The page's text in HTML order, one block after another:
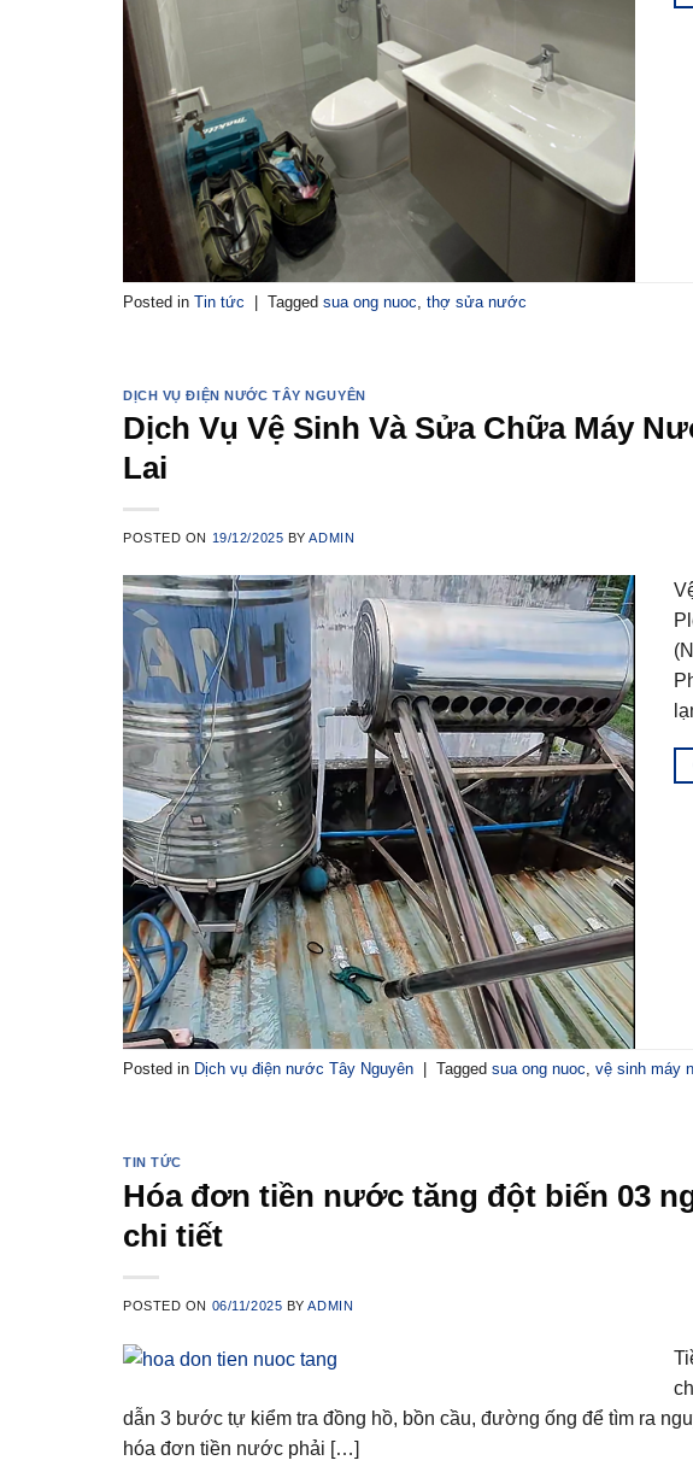
Posted in Tin tức Tagged sua ong nuoc thợ sửa nước
DỊCH VỤ ĐIỆN NƯỚC TÂY NGUYÊN
Dịch Vụ Vệ Sinh Và Sửa Chữa Máy
Lai
POSTED ON 19/12/2025 BYADMIN
Posted in Dịch vụ điện nước Tây Nguyên Tagged sua ong nuoc, vệ sinh máy
TIN TỨC
Hóa đơn tiền nước tăng đột biến 03
chi tiết
POSTED ON 06/11/2025 BYADMIN
dẫn 3 bước tự kiểm tra đồng hồ, bồn cầu, đường ống để tìm ra
hóa đơn tiền nước phải […]